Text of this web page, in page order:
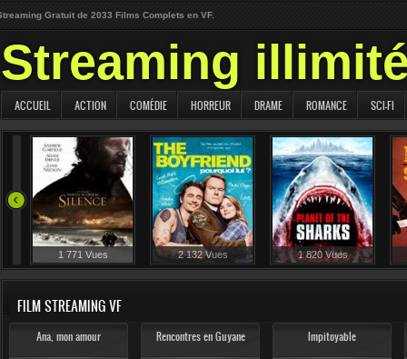
Gratuit de 2033 Films Complets en VF.
Streaming
ACCUEIL ACTION COMÉDIE HORREUR DRAME ROMANCE SCI-FI
1 771 Vues 2 132 Vues 1 820 Vues
FILM STREAMING VF
Ana, mon amour Rencontres en Guyane Impitoyable